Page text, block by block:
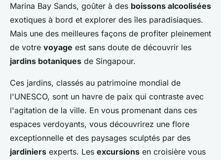
Marina Bay Sands, goûter à des boissons alcoolisées
exotiques à bord et explorer des îles paradisiaques.
Mais une des meilleures façons de profiter pleinement
de votre voyage est sans doute de découvrir les
jardins botaniques de Singapour.
Ces jardins, classés au patrimoine mondial de
l'UNESCO, sont un havre de paix qui contraste avec
l'agitation de la ville. En vous promenant dans ces
espaces verdoyants, vous découvrirez une flore
exceptionnelle et des paysages sculptés par des
jardiniers experts. Les excursions en croisière vous